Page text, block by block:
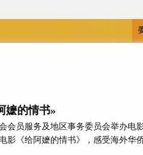
嬷的情书»
会员服务及地区事务委员会举办电
影《给阿嬷的情书》，感受海外华